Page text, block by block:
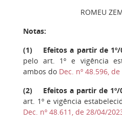
ROMEU
Notas:
(1) Efeitos a partir de 1º/
pelo art. 1º e vigência
ambos do Dec. nº 48.596,
(2) Efeitos a partir de 1º/
art. 1º e vigência
Dec. nº 48.611, de 28/04/